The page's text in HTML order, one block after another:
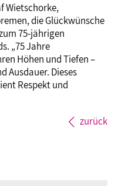
Wietschorke,
die Glückwünsche
75-jährigen
„75 Jahre
Höhen und Tiefen –
Ausdauer. Dieses
Respekt und
zurück